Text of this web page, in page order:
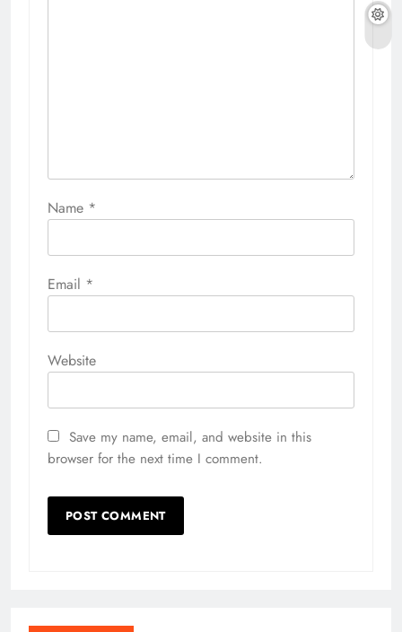
Name *
Email *
Website
Save my name, email, and website in this
browser for the next time I comment.